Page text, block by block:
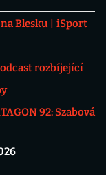
Blesku
iSport
rozbíjející
92: Szabová